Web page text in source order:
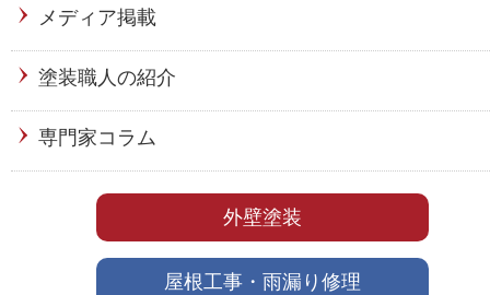
メディア掲載
塗装職人の紹介
専門家コラム
外壁塗装
屋根工事・雨漏り修理